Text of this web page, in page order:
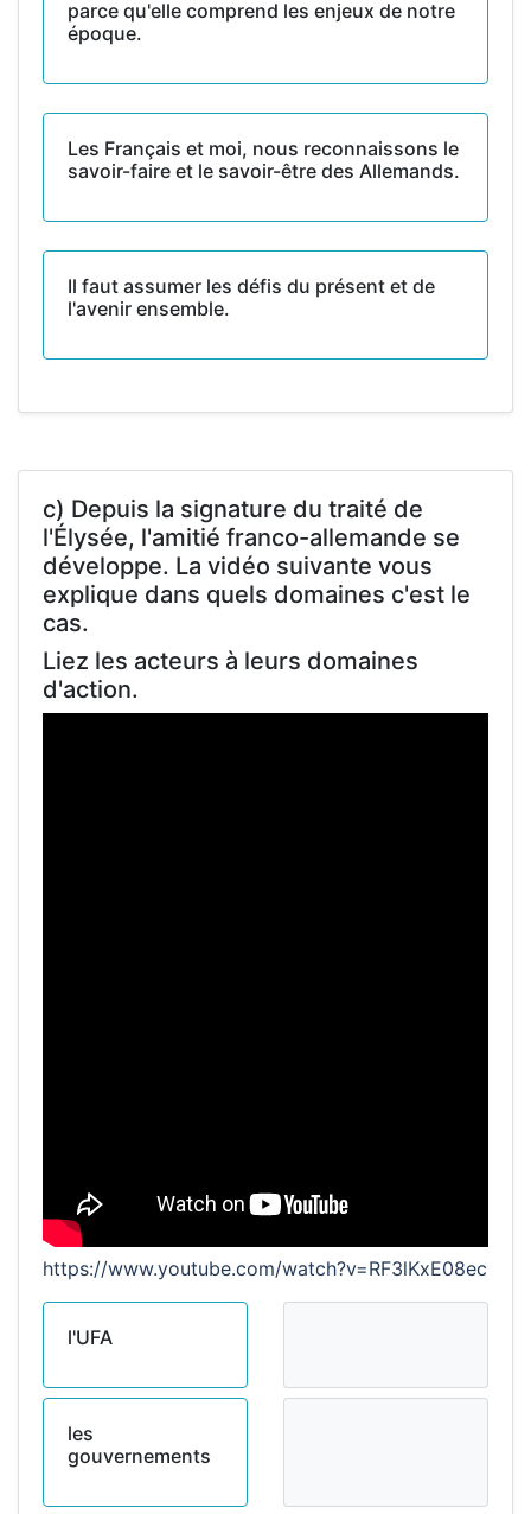
parce qu'elle comprend les enjeux de notre
époque.
Les Français et moi, nous reconnaissons le
savoir-faire et le savoir-être des Allemands.
Il faut assumer les défis du présent et de
l'avenir ensemble.
c) Depuis la signature du traité de
l'Élysée, l'amitié franco-allemande se
développe. La vidéo suivante vous
explique dans quels domaines c'est le
cas.
Liez les acteurs à leurs domaines
d'action.
https://www.youtube.com/watch?v=RF3lKxE08ec
l'UFA
les
gouvernements